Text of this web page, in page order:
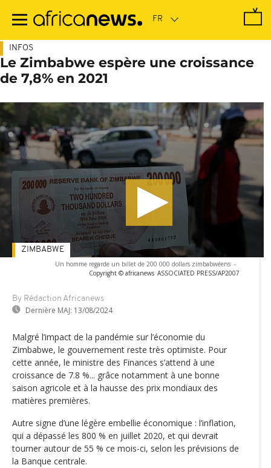
contenu
INFOS
Le Zimbabwe espère une croissance
de 7,8% en 2021
Un homme regarde un billet de 200 000 dollars zimbabwéens -
Copyright © africanews ASSOCIATED PRESS/AP2007
By Rédaction Africanews
Dernière MAJ: 13/08/2024
ZIMBABWE
Malgré l’impact de la pandémie sur l’économie du
Zimbabwe, le gouvernement reste très optimiste. Pour
cette année, le ministre des Finances s’attend à une
croissance de 7.8 %... grâce notamment à une bonne
saison agricole et à la hausse des prix mondiaux des
matières premières.
Autre signe d’une légère embellie économique : l’inflation,
qui a dépassé les 800 % en juillet 2020, et qui devrait
tourner autour de 55 % ce mois-ci, selon les prévisions de
la Banque centrale.